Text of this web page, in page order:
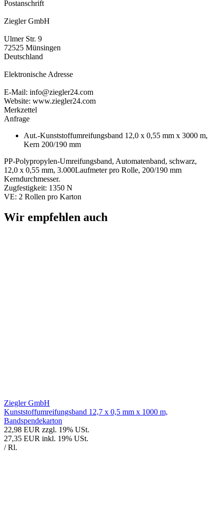
Postanschrift
Ziegler GmbH
Ulmer Str. 9
72525 Münsingen
Deutschland
Elektronische Adresse
E-Mail: info@ziegler24.com
Website: www.ziegler24.com
Merkzettel
Anfrage
Aut.-Kunststoffumreifungsband 12,0 x 0,55 mm x 3000 m,
Kern 200/190 mm
PP-Polypropylen-Umreifungsband, Automatenband, schwarz,
12,0 x 0,55 mm, 3.000Laufmeter pro Rolle, 200/190 mm
Kerndurchmesser.
Zugfestigkeit: 1350 N
VE: 2 Rollen pro Karton
Wir empfehlen auch
Ziegler GmbH
Kunststoffumreifungsband 12,7 x 0,5 mm x 1000 m,
Bandspendekarton
22,98 EUR zzgl. 19% USt.
27,35 EUR inkl. 19% USt.
/ Rl.